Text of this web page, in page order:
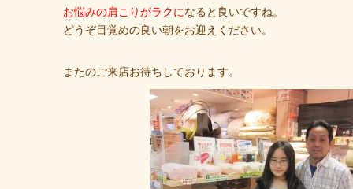
お悩みの肩こりがラクになると良いですね。
どうぞ目覚めの良い朝をお迎えください。
またのご来店お待ちしております。